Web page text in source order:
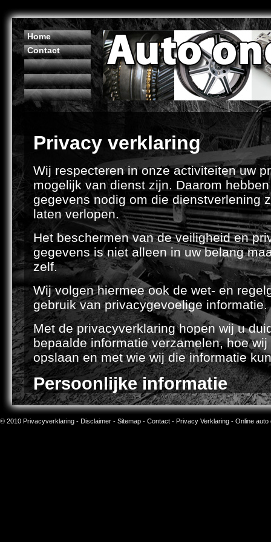
Home
Contact
Privacy verklaring
Wij respecteren in onze activiteiten uw
mogelijk van dienst zijn. Daarom
gegevens nodig om die dienstverlening
laten verlopen.
Het beschermen van de veiligheid en
gegevens is niet alleen in uw belang
zelf.
Wij volgen hiermee ook de wet- en
gebruik van privacygevoelige informatie.
Met de privacyverklaring hopen wij u
bepaalde informatie verzamelen, hoe
opslaan en met wie wij die informatie
Persoonlijke informatie
U kunt onze website bezoeken zonder
zonder dat u daarvoor persoonlijke
© 2010 Privacyverklaring - Disclaimer - Sitemap - Contact - Privacy Verklaring - Online auto